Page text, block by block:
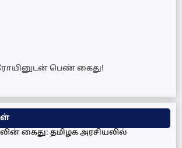
பெண் கைது!
கைது: தமிழக அரசியலில்